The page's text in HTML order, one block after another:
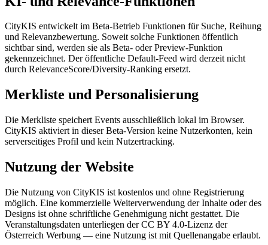
CityKIS entwickelt im Beta-Betrieb Funktionen für Suche, Reihung
und Relevanzbewertung. Soweit solche Funktionen öffentlich
sichtbar sind, werden sie als Beta- oder Preview-Funktion
gekennzeichnet. Der öffentliche Default-Feed wird derzeit nicht
durch RelevanceScore/Diversity-Ranking ersetzt.
Merkliste und Personalisierung
Die Merkliste speichert Events ausschließlich lokal im Browser.
CityKIS aktiviert in dieser Beta-Version keine Nutzerkonten, kein
serverseitiges Profil und kein Nutzertracking.
Nutzung der Website
Die Nutzung von CityKIS ist kostenlos und ohne Registrierung
möglich. Eine kommerzielle Weiterverwendung der Inhalte oder des
Designs ist ohne schriftliche Genehmigung nicht gestattet. Die
Veranstaltungsdaten unterliegen der CC BY 4.0-Lizenz der
Österreich Werbung — eine Nutzung ist mit Quellenangabe erlaubt.